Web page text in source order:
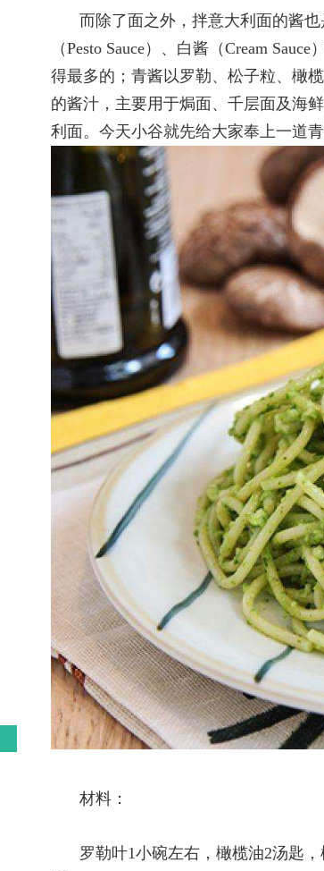
而除了面之外，拌意大利面的酱
（Pesto Sauce）、白酱（Cream
得最多的；青酱以罗勒、松子粒、橄
的酱汁，主要用于焗面、千层面及海
利面。今天小谷就先给大家奉上一道青
材料：
罗勒叶1小碗左右，橄榄油2汤匙